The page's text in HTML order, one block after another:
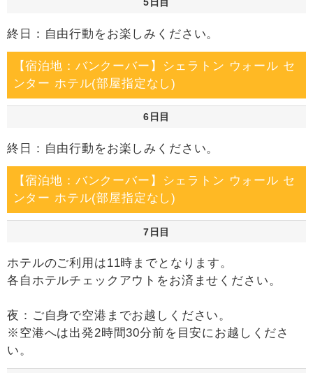
5日目
終日：自由行動をお楽しみください。
【宿泊地：バンクーバー】シェラトン ウォール セ
ンター ホテル(部屋指定なし)
6日目
終日：自由行動をお楽しみください。
【宿泊地：バンクーバー】シェラトン ウォール セ
ンター ホテル(部屋指定なし)
7日目
ホテルのご利用は11時までとなります。
各自ホテルチェックアウトをお済ませください。
夜：ご自身で空港までお越しください。
※空港へは出発2時間30分前を目安にお越しくださ
い。